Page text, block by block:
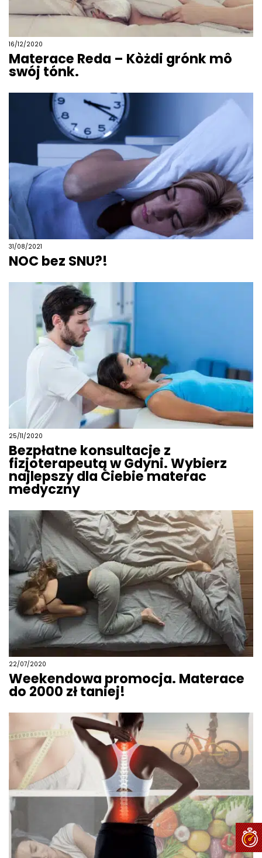
16/12/2020
Materace Reda – Kòżdi grónk mô
swój tónk.
31/08/2021
NOC bez SNU?!
25/11/2020
Bezpłatne konsultacje z
fizjoterapeutą w Gdyni. Wybierz
najlepszy dla Ciebie materac
medyczny
22/07/2020
Weekendowa promocja. Materace
do 2000 zł taniej!